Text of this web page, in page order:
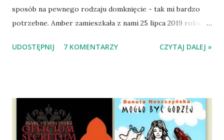
sposób na pewnego rodzaju domknięcie - tak mi bardzo
potrzebne. Amber zamieszkała z nami 25 lipca 2019 roku.
Mazowieckim, pojechaliśmy na wizytę zapoznawczą, a kilka
wspólnego życia przeczytacie TUTAJ i TUTAJ . Gdy już
nieco okrzepliśmy w codzienności z psem, a Amber - z
ludźmi i kotami, pojawił się pomysł na wspólny jesienny
UDOSTĘPNIJ 7 KOMENTARZY CZYTAJ DALEJ »